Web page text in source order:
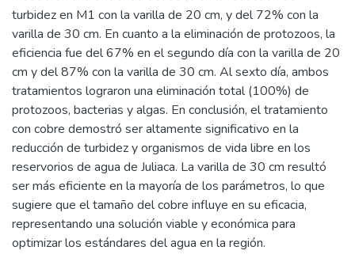
turbidez en M1 con la varilla de 20 cm, y del 72% con la
varilla de 30 cm. En cuanto a la eliminación de protozoos, la
eficiencia fue del 67% en el segundo día con la varilla de 20
cm y del 87% con la varilla de 30 cm. Al sexto día, ambos
tratamientos lograron una eliminación total (100%) de
protozoos, bacterias y algas. En conclusión, el tratamiento
con cobre demostró ser altamente significativo en la
reducción de turbidez y organismos de vida libre en los
reservorios de agua de Juliaca. La varilla de 30 cm resultó
ser más eficiente en la mayoría de los parámetros, lo que
sugiere que el tamaño del cobre influye en su eficacia,
representando una solución viable y económica para
optimizar los estándares del agua en la región.